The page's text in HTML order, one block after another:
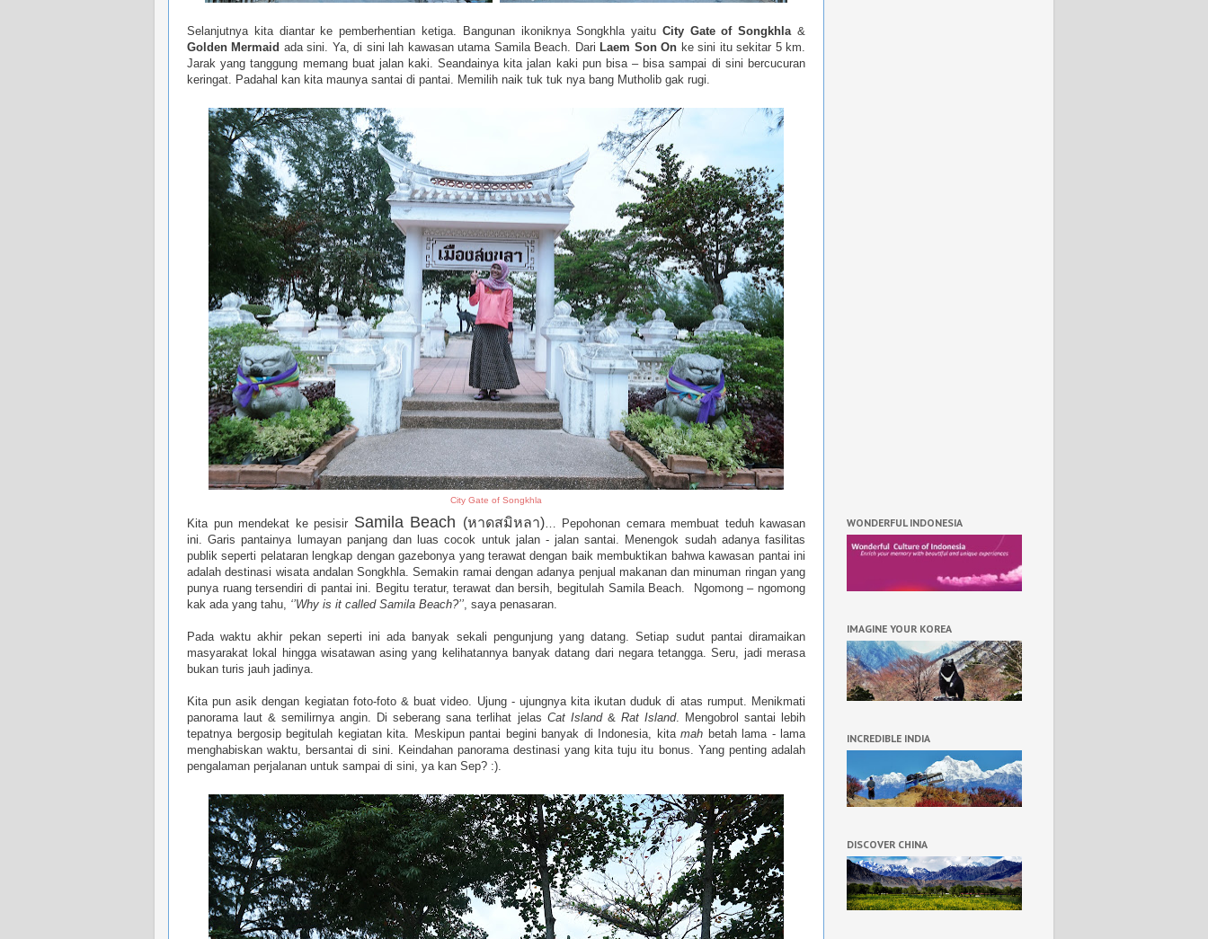
Selanjutnya kita diantar ke pemberhentian ketiga. Bangunan ikoniknya Songkhla yaitu City Gate of Songkhla &
Golden Mermaid ada sini. Ya, di sini lah kawasan utama Samila Beach. Dari Laem Son On ke sini itu sekitar 5 km.
Jarak yang tanggung memang buat jalan kaki. Seandainya kita jalan kaki pun bisa – bisa sampai di sini bercucuran
keringat. Padahal kan kita maunya santai di pantai. Memilih naik tuk tuk nya bang Mutholib gak rugi.
City Gate of Songkhla
Kita pun mendekat ke pesisir Samila Beach (หาดสมิหลา)… Pepohonan cemara membuat teduh kawasan
ini.Garis pantainya lumayan panjang dan luas cocok untuk jalan - jalan santai. Menengok sudah adanya fasilitas
publik seperti pelataran lengkap dengan gazebonya yang terawat dengan baik membuktikan bahwa kawasan pantai ini
adalah destinasi wisata andalan Songkhla. Semakin ramai dengan adanya penjual makanan dan minuman ringan yang
punya ruang tersendiri di pantai ini. Begitu teratur, terawat dan bersih, begitulah Samila Beach. Ngomong – ngomong
kak ada yang tahu, ‘’Why is it called Samila Beach?’’, saya penasaran.
Pada waktu akhir pekan seperti ini ada banyak sekali pengunjung yang datang. Setiap sudut pantai diramaikan
masyarakat lokal hingga wisatawan asing yang kelihatannya banyak datang dari negara tetangga.Seru, jadi merasa
bukan turis jauh jadinya.
Kita pun asik dengan kegiatan foto-foto & buat video. Ujung - ujungnya kita ikutan duduk di atas rumput. Menikmati
panorama laut & semilirnya angin. Di seberang sana terlihat jelas Cat Island& Rat Island. Mengobrol santai lebih
tepatnya bergosip begitulah kegiatan kita. Meskipun pantai begini banyak di Indonesia, kita mah betah lama - lama
menghabiskan waktu, bersantai di sini. Keindahan panorama destinasi yang kita tuju itu bonus. Yang penting adalah
pengalaman perjalanan untuk sampai di sini, ya kan Sep? :).
WONDERFUL INDONESIA
IMAGINE YOUR KOREA
INCREDIBLE INDIA
DISCOVER CHINA